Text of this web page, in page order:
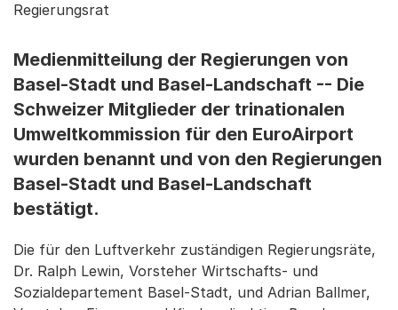
Regierungsrat
Medienmitteilung der Regierungen von
Basel-Stadt und Basel-Landschaft -- Die
Schweizer Mitglieder der trinationalen
Umweltkommission für den EuroAirport
wurden benannt und von den Regierungen
Basel-Stadt und Basel-Landschaft
bestätigt.
Die für den Luftverkehr zuständigen Regierungsräte,
Dr. Ralph Lewin, Vorsteher Wirtschafts- und
Sozialdepartement Basel-Stadt, und Adrian Ballmer,